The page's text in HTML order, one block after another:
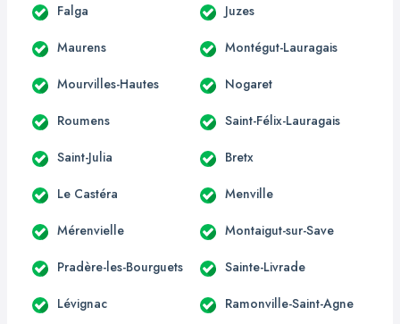
Falga Juzes
Maurens Montégut-Lauragais
Mourvilles-Hautes Nogaret
Roumens Saint-Félix-Lauragais
Saint-Julia Bretx
Le Castéra Menville
Mérenvielle Montaigut-sur-Save
Pradère-les-Bourguets Sainte-Livrade
Lévignac Ramonville-Saint-Agne